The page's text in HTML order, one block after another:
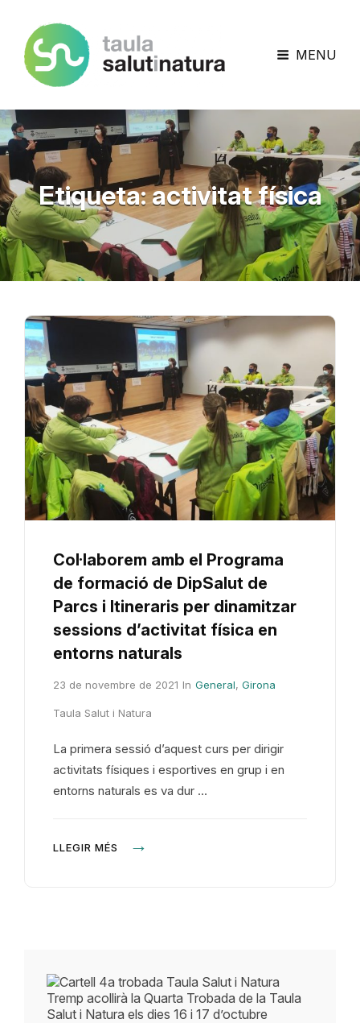
Taula Salut I Natura MENU
Etiqueta:activitat física
Col·laborem amb el Programa
de formació de DipSalut de
Parcs i Itineraris per dinamitzar
sessions d’activitat física en
entorns naturals
23 de novembre de 2021 In General, Girona
Taula Salut i Natura
La primera sessió d’aquest curs per dirigir
activitats físiques i esportives en grup i en
entorns naturals es va dur …
LLEGIR MÉS
Tremp acollirà la Quarta Trobada de la Taula
Salut i Natura els dies 16 i 17 d’octubre